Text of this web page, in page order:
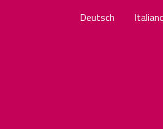
Deutsch